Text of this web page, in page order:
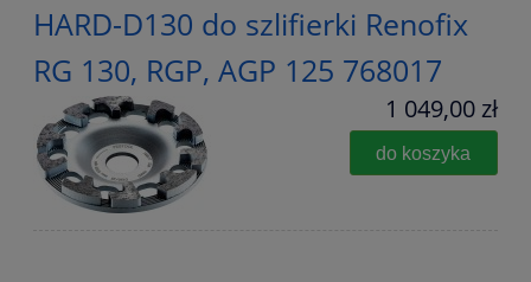
HARD-D130 do szlifierki Renofix
RG 130, RGP, AGP 125 768017
1 049,00 zł
do koszyka